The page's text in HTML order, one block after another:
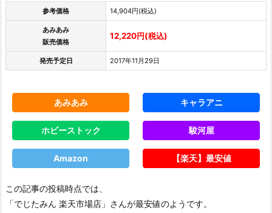
参考価格 14,904円(税込)
あみあみ
販売価格
12,220円(税込)
発売予定日 2017年11月29日
あみあみ キャラアニ
ホビーストック 駿河屋
Amazon 【楽天】最安値
この記事の投稿時点では、
「でじたみん 楽天市場店」さんが最安値のようです。